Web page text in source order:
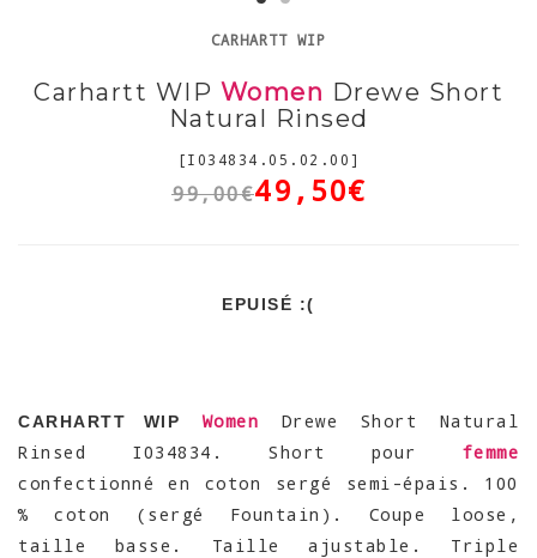
CARHARTT WIP
Carhartt WIP Women Drewe Short
Natural Rinsed
[I034834.05.02.00]
99,00€49,50€
EPUISÉ :(
CARHARTT WIP Women Drewe Short Natural
Rinsed I034834. Short pour femme
confectionné en coton sergé semi-épais. 100
% coton (sergé Fountain). Coupe loose,
taille basse. Taille ajustable. Triple